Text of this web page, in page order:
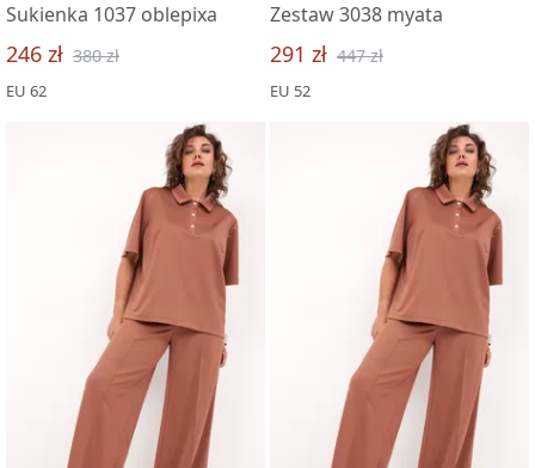
Sukienka 1037 oblepixa
246 zł 380 zł
EU 62
Zestaw 3038 myata
291 zł 447 zł
EU 52